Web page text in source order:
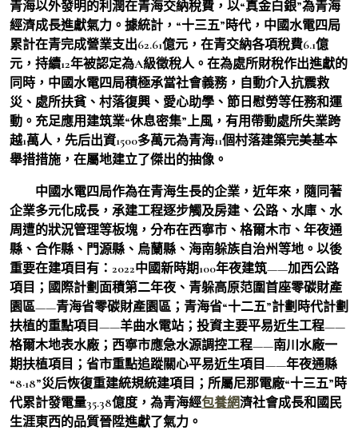
青海以外發明的利潤在青海交納稅費，以“真金白銀”為青海
經濟成長進獻氣力。據統計，“十三五”時代，中國水電四局
累計在青完成營業支出62.61億元，在青交納各項稅費6.1億
元，持續12年被認定為A級徵稅人。在為處所財稅作出進獻的
同時，中國水電四局積極承當社會義務，自動介入抗震救
災、處所扶貧、村落復興、愛心助學、節日慰勞等任務和運
動。充足應用建筑業“休息密集”上風，有用帶動處所失業跨
越1萬人，先后出資1500多萬元為青海11個村落建築完美基本
舉措措施，在屬地建立了傑出的抽像。
中國水電四局作為在青海生長的企業，近年來，隨同著
企業多元化成長，承建工程逐步觸及房建、公路、水庫、水
周遭的狀況管理等板塊，分布在西寧市、格爾木市、年夜通
縣、合作縣、門源縣、烏蘭縣、海南躲族自治州等地。以後
重要在建項目有：2022中國新時期100年夜建筑——加西公路
項目；國際計劃面積第二年夜、青躲高原范圍首座零碳財產
園區——青海省零碳財產園區；青海省“十二五”計劃時代計劃
扶植的重點項目——羊曲水電站；投資主要平易近生工程——
格爾木地表水廠；西寧市應急水源調控工程——南川水廠一
期扶植項目；省市重點追蹤關心平易近生項目——年夜通縣
“8·18”災后恢復重建統規統建項目；所屬尼那電廠“十三五”時
代累計發電量35.38億度，為青海經包養網濟社會成長和國民
生涯東西的品質晉陞進獻了氣力。